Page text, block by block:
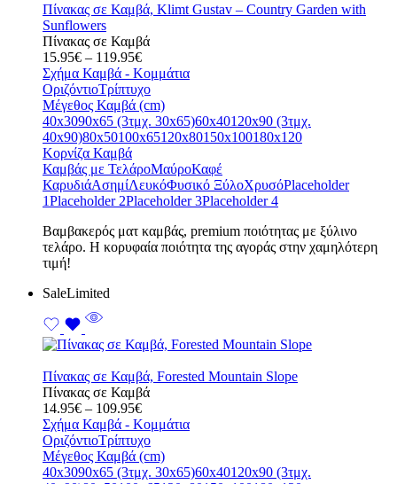
Πίνακας σε Καμβά, Klimt Gustav – Country Garden with
Sunflowers
Πίνακας σε Καμβά
15.95€ – 119.95€Price
range:
15.95€
through
119.95€
Σχήμα Καμβά - Κομμάτια
ΟριζόντιοΤρίπτυχο
Μέγεθος Καμβά (cm)
40x3090x65 (3τμχ. 30x65)60x40120x90 (3τμχ.
40x90)80x50100x65120x80150x100180x120
Κορνίζα Καμβά
Καμβάς με ΤελάροΜαύροΚαφέ
ΚαρυδιάΑσημίΛευκόΦυσικό ΞύλοΧρυσόPlaceholder
1Placeholder 2Placeholder 3Placeholder 4
Bαμβακερός ματ καμβάς, premium ποιότητας με ξύλινο
τελάρο. Η κορυφαία ποιότητα της αγοράς στην χαμηλότερη
τιμή!
SaleLimited
Πίνακας σε Καμβά, Forested Mountain Slope
Πίνακας σε Καμβά
14.95€ – 109.95€Price
range:
14.95€
through
109.95€
Σχήμα Καμβά - Κομμάτια
ΟριζόντιοΤρίπτυχο
Μέγεθος Καμβά (cm)
40x3090x65 (3τμχ. 30x65)60x40120x90 (3τμχ.